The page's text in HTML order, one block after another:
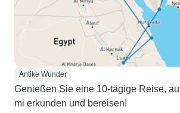
Antike Wunder
Genießen Sie eine 10-tägige Reise,
mi erkunden und bereisen!